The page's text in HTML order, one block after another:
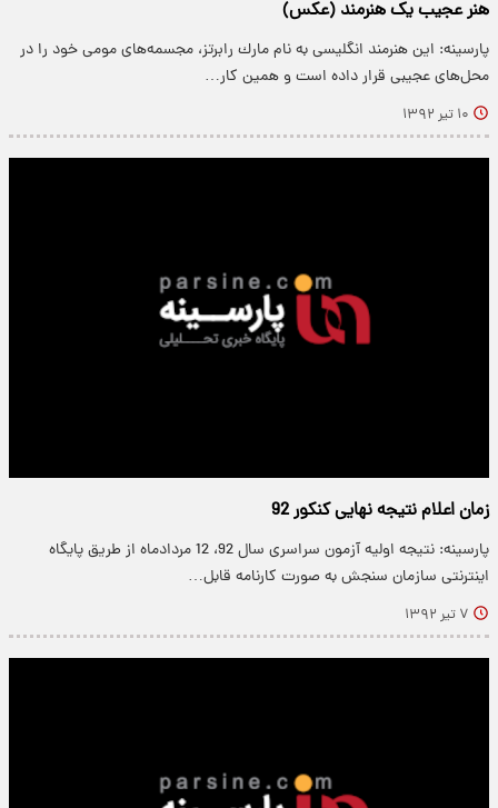
هنر عجیب یک هنرمند (عکس)
پارسینه: این هنرمند انگلیسی به نام مارك رابرتز، مجسمه‌های مومی خود را در
محل‌های عجیبی قرار داده است و همین كار…
۱۰ تیر ۱۳۹۲
زمان اعلام نتیجه نهایی کنکور 92
پارسینه: نتیجه اولیه آزمون سراسری سال 92، 12 مردادماه از طریق پایگاه
اینترنتی سازمان سنجش به صورت کارنامه قابل…
۷ تیر ۱۳۹۲